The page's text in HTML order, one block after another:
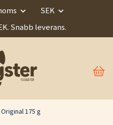
SEK
Snabb leverans.
175 g